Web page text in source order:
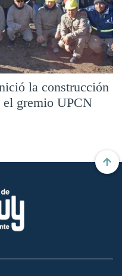
la construcción
el gremio UPCN